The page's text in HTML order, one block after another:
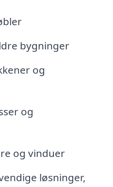
bygninger
og
og
og vinduer
løsninger,